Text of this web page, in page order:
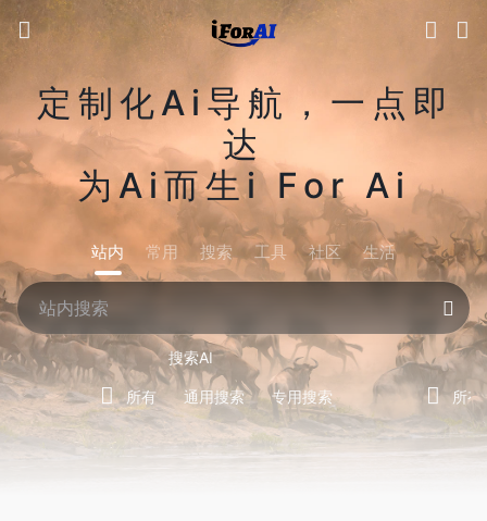
定制化Ai导航，一点即
达
为Ai而生i For Ai
站内 常用 搜索 工具 社区 生活
搜索AI
所有 通用搜索 专用搜索 所有